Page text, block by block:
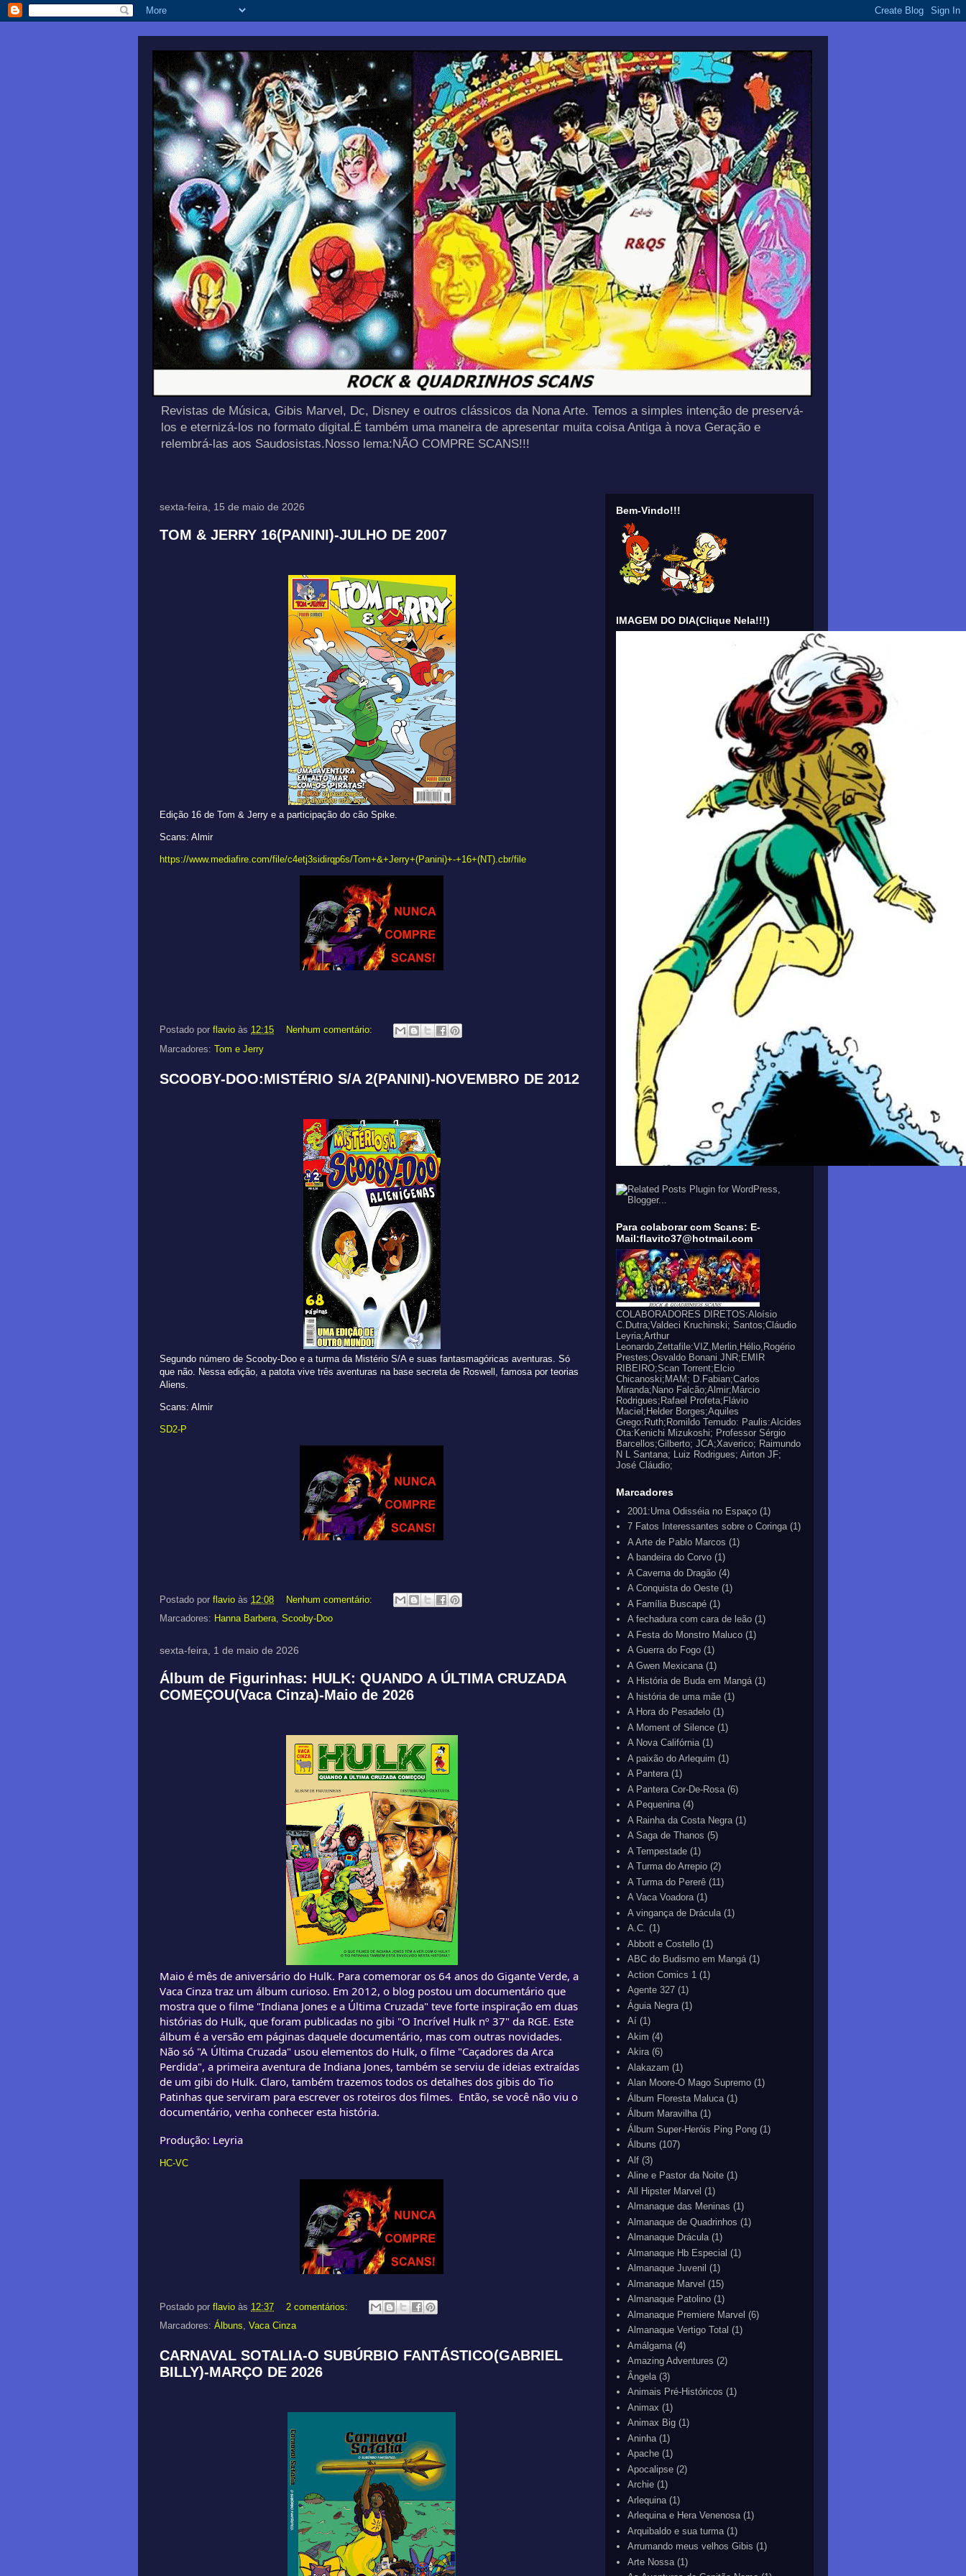
Revistas de Música, Gibis Marvel, Dc, Disney e outros clássicos da Nona Arte. Temos a simples intenção de preservá-
los e eternizá-los no formato digital.É também uma maneira de apresentar muita coisa Antiga à nova Geração e
relembrá-las aos Saudosistas.Nosso lema:NÃO COMPRE SCANS!!!
sexta-feira, 15 de maio de 2026
TOM & JERRY 16(PANINI)-JULHO DE 2007
Edição 16 de Tom & Jerry e a participação do cão Spike.
Scans: Almir
https://www.mediafire.com/file/c4etj3sidirqp6s/Tom+&+Jerry+(Panini)+-+16+(NT).cbr/file
Postado por flavio às 12:15
Nenhum comentário:
Marcadores: Tom e Jerry
SCOOBY-DOO:MISTÉRIO S/A 2(PANINI)-NOVEMBRO DE 2012
Segundo número de Scooby-Doo e a turma da Mistério S/A e suas fantasmagóricas aventuras. Só
que não. Nessa edição, a patota vive três aventuras na base secreta de Roswell, famosa por teorias
Aliens.
Scans: Almir
SD2-P
Postado por flavio às 12:08
Nenhum comentário:
Marcadores: Hanna Barbera, Scooby-Doo
sexta-feira, 1 de maio de 2026
Álbum de Figurinhas: HULK: QUANDO A ÚLTIMA CRUZADA
COMEÇOU(Vaca Cinza)-Maio de 2026
Maio é mês de aniversário do Hulk. Para comemorar os 64 anos do Gigante Verde, a
Vaca Cinza traz um álbum curioso. Em 2012, o blog postou um documentário que
mostra que o filme "Indiana Jones e a Última Cruzada" teve forte inspiração em duas
histórias do Hulk, que foram publicadas no gibi "O Incrível Hulk nº 37" da RGE. Este
álbum é a versão em páginas daquele documentário, mas com outras novidades.
Não só "A Última Cruzada" usou elementos do Hulk, o filme "Caçadores da Arca
Perdida", a primeira aventura de Indiana Jones, também se serviu de ideias extraídas
de um gibi do Hulk. Claro, também trazemos todos os detalhes dos gibis do Tio
Patinhas que serviram para escrever os roteiros dos filmes. Então, se você não viu o
documentário, venha conhecer esta história.
Produção: Leyria
HC-VC
Postado por flavio às 12:37
2 comentários:
Marcadores: Álbuns, Vaca Cinza
CARNAVAL SOTALIA-O SUBÚRBIO FANTÁSTICO(GABRIEL
BILLY)-MARÇO DE 2026
Bem-Vindo!!!
IMAGEM DO DIA(Clique Nela!!!)
Para colaborar com Scans: E-
Mail:flavito37@hotmail.com
COLABORADORES DIRETOS:Aloísio
C.Dutra;Valdeci Kruchinski; Santos;Cláudio
Leyria;Arthur
Leonardo,Zettafile:VIZ,Merlin,Hélio,Rogério
Prestes;Osvaldo Bonani JNR;EMIR
RIBEIRO;Scan Torrent;Elcio
Chicanoski;MAM; D.Fabian;Carlos
Miranda;Nano Falcão;Almir;Márcio
Rodrigues;Rafael Profeta;Flávio
Maciel;Helder Borges;Aquiles
Grego:Ruth;Romildo Temudo: Paulis:Alcides
Ota:Kenichi Mizukoshi; Professor Sérgio
Barcellos;Gilberto; JCA;Xaverico; Raimundo
N L Santana; Luiz Rodrigues; Airton JF;
José Cláudio;
Marcadores
2001:Uma Odisséia no Espaço (1)
7 Fatos Interessantes sobre o Coringa (1)
A Arte de Pablo Marcos (1)
A bandeira do Corvo (1)
A Caverna do Dragão (4)
A Conquista do Oeste (1)
A Família Buscapé (1)
A fechadura com cara de leão (1)
A Festa do Monstro Maluco (1)
A Guerra do Fogo (1)
A Gwen Mexicana (1)
A História de Buda em Mangá (1)
A história de uma mãe (1)
A Hora do Pesadelo (1)
A Moment of Silence (1)
A Nova Califórnia (1)
A paixão do Arlequim (1)
A Pantera (1)
A Pantera Cor-De-Rosa (6)
A Pequenina (4)
A Rainha da Costa Negra (1)
A Saga de Thanos (5)
A Tempestade (1)
A Turma do Arrepio (2)
A Turma do Pererê (11)
A Vaca Voadora (1)
A vingança de Drácula (1)
A.C. (1)
Abbott e Costello (1)
ABC do Budismo em Mangá (1)
Action Comics 1 (1)
Agente 327 (1)
Águia Negra (1)
Aí (1)
Akim (4)
Akira (6)
Alakazam (1)
Alan Moore-O Mago Supremo (1)
Álbum Floresta Maluca (1)
Álbum Maravilha (1)
Álbum Super-Heróis Ping Pong (1)
Álbuns (107)
Alf (3)
Aline e Pastor da Noite (1)
All Hipster Marvel (1)
Almanaque das Meninas (1)
Almanaque de Quadrinhos (1)
Almanaque Drácula (1)
Almanaque Hb Especial (1)
Almanaque Juvenil (1)
Almanaque Marvel (15)
Almanaque Patolino (1)
Almanaque Premiere Marvel (6)
Almanaque Vertigo Total (1)
Amálgama (4)
Amazing Adventures (2)
Ângela (3)
Animais Pré-Históricos (1)
Animax (1)
Animax Big (1)
Aninha (1)
Apache (1)
Apocalipse (2)
Archie (1)
Arlequina (1)
Arlequina e Hera Venenosa (1)
Arquibaldo e sua turma (1)
Arrumando meus velhos Gibis (1)
Arte Nossa (1)